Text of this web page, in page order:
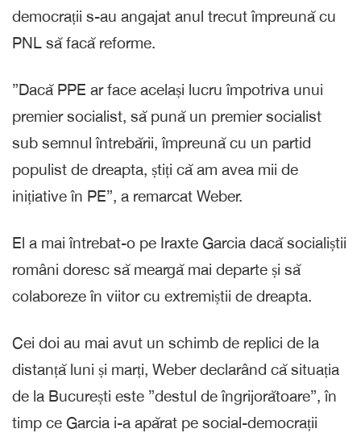
democrații s-au angajat anul trecut împreună cu
PNL să facă reforme.
”Dacă PPE ar face același lucru împotriva unui
premier socialist, să pună un premier socialist
sub semnul întrebării, împreună cu un partid
populist de dreapta, știți că am avea mii de
inițiative în PE”, a remarcat Weber.
El a mai întrebat-o pe Iraxte Garcia dacă socialiștii
români doresc să meargă mai departe și să
colaboreze în viitor cu extremiștii de dreapta.
Cei doi au mai avut un schimb de replici de la
distanță luni și marți, Weber declarând că situația
de la București este ”destul de îngrijorătoare”, în
timp ce Garcia i-a apărat pe social-democrații